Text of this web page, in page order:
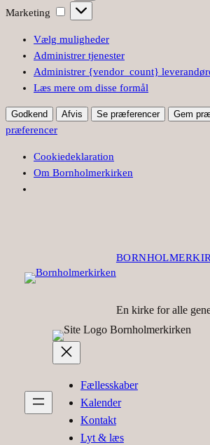
Marketing Marketing
Vælg muligheder
Administrer tjenester
Administrer {vendor_count}
Læs mere om disse formål
Godkend Afvis Se præferencer Gem
præferencer
Cookiedeklaration
Om Bornholmerkirken
En kirke for alle
Bornholmerkirken
Fællesskaber
Kalender
Kontakt
Lyt & læs